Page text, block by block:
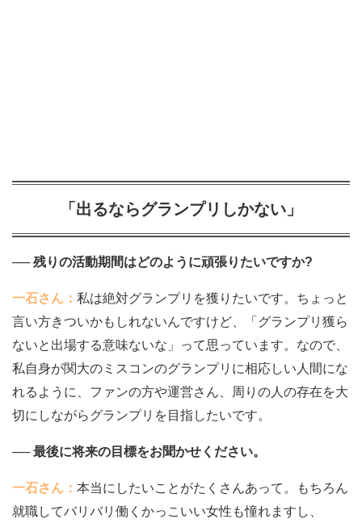
「出るならグランプリしかない」
── 残りの活動期間はどのように頑張りたいですか?
一石さん： 私は絶対グランプリを獲りたいです。ちょっと
言い方きついかもしれないんですけど、「グランプリ獲ら
ないと出場する意味ないな」って思っています。なので、
私自身が関大のミスコンのグランプリに相応しい人間にな
れるように、ファンの方や運営さん、周りの人の存在を大
切にしながらグランプリを目指したいです。
── 最後に将来の目標をお聞かせください。
一石さん： 本当にしたいことがたくさんあって。もちろん
就職してバリバリ働くかっこいい女性も憧れますし、